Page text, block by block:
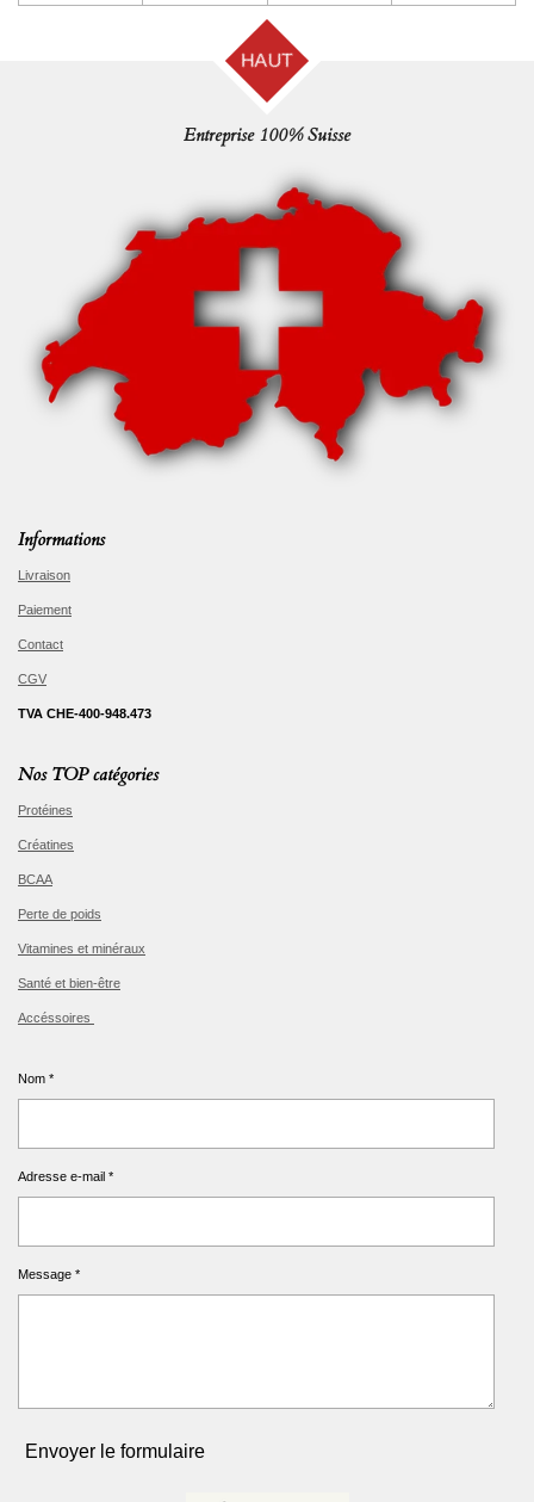
HAUT
Entreprise 100% Suisse
Informations
Livraison
Paiement
Contact
CGV
TVA CHE-400-948.473
Nos TOP catégories
Protéines
Créatines
BCAA
Perte de poids
Vitamines et minéraux
Santé et bien-être
Accéssoires
Nom *
Adresse e-mail *
Message *
Envoyer le formulaire